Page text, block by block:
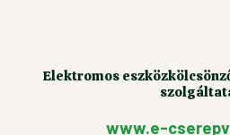
Elektromos
www.e-